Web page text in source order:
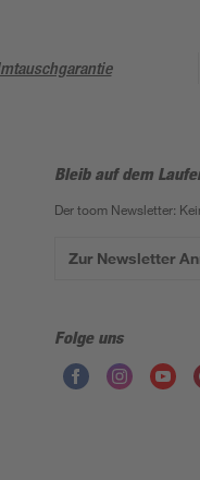
Bleib auf dem
Der toom Newsletter:
Zur Newsletter
Folge uns